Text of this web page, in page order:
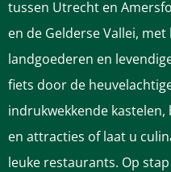
tussen Utrecht en
en de Gelderse Vallei,
landgoederen en
fiets door de
indrukwekkende
en attracties of laat u
leuke restaurants. Op